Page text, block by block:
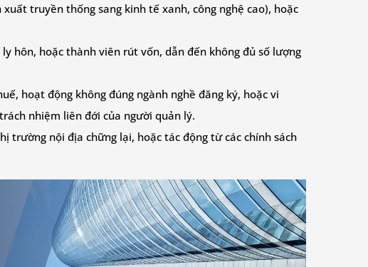
truyền thống sang kinh tế xanh, công nghệ cao), hoặc
hôn, hoặc thành viên rút vốn, dẫn đến không đủ số lượng
hoạt động không đúng ngành nghề đăng ký, hoặc vi
nhiệm liên đới của người quản lý.
trường nội địa chững lại, hoặc tác động từ các chính sách